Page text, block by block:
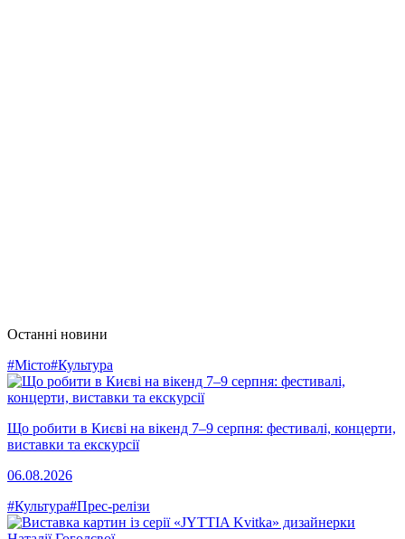
Останні новини
#Місто#Культура
Що робити в Києві на вікенд 7–9 серпня: фестивалі, концерти,
виставки та екскурсії
06.08.2026
#Культура#Прес-релізи